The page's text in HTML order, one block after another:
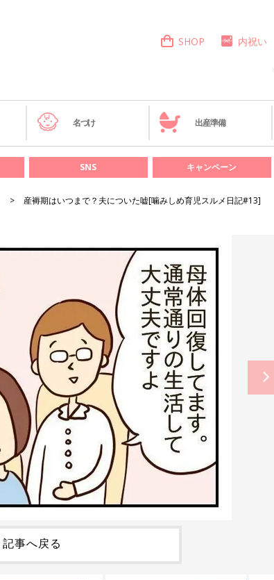
SHOP 内祝い
名づけ 出産準備
SNS キャンペーン
産褥期はいつまで？夫についた嘘[噛みしめ育児スルメ日記#13]
記事へ戻る